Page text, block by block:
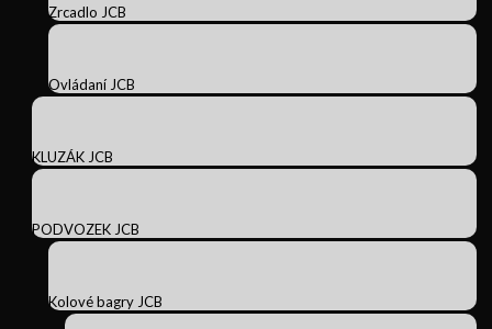
Zrcadlo JCB
Ovládaní JCB
KLUZÁK JCB
PODVOZEK JCB
Kolové bagry JCB